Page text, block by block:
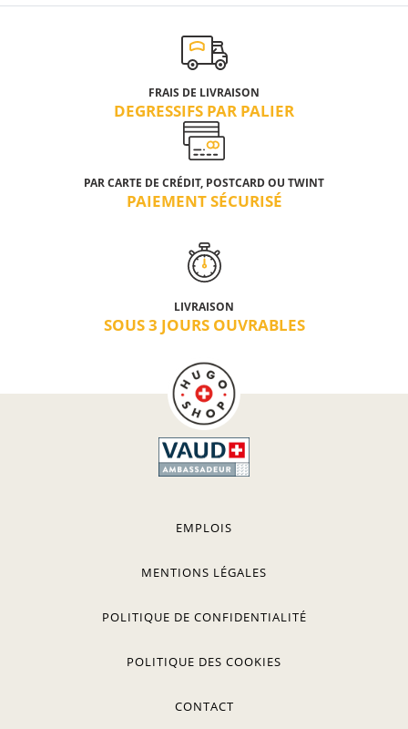
FRAIS DE LIVRAISON
DEGRESSIFS PAR PALIER
PAR CARTE DE CRÉDIT, POSTCARD OU TWINT
PAIEMENT SÉCURISÉ
LIVRAISON
SOUS 3 JOURS OUVRABLES
EMPLOIS
MENTIONS LÉGALES
POLITIQUE DE CONFIDENTIALITÉ
POLITIQUE DES COOKIES
CONTACT